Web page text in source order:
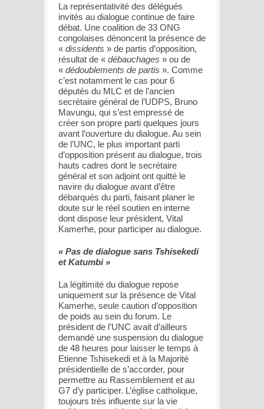
La représentativité des délégués
invités au dialogue continue de faire
débat. Une coalition de 33 ONG
congolaises dénoncent la présence de
« dissidents » de partis d’opposition,
résultat de « débauchages » ou de
« dédoublements de partis ». Comme
c’est notamment le cas pour 6
députés du MLC et de l’ancien
secrétaire général de l’UDPS, Bruno
Mavungu, qui s’est empressé de
créer son propre parti quelques jours
avant l’ouverture du dialogue. Au sein
de l’UNC, le plus important parti
d’opposition présent au dialogue, trois
hauts cadres dont le secrétaire
général et son adjoint ont quitté le
navire du dialogue avant d’être
débarqués du parti, faisant planer le
doute sur le réel soutien en interne
dont dispose leur président, Vital
Kamerhe, pour participer au dialogue.
« Pas de dialogue sans Tshisekedi
et Katumbi »
La légitimité du dialogue repose
uniquement sur la présence de Vital
Kamerhe, seule caution d’opposition
de poids au sein du forum. Le
président de l’UNC avait d’ailleurs
demandé une suspension du dialogue
de 48 heures pour laisser le temps à
Etienne Tshisekedi et à la Majorité
présidentielle de s’accorder, pour
permettre au Rassemblement et au
G7 d’y participer. L’église catholique,
toujours très influente sur la vie